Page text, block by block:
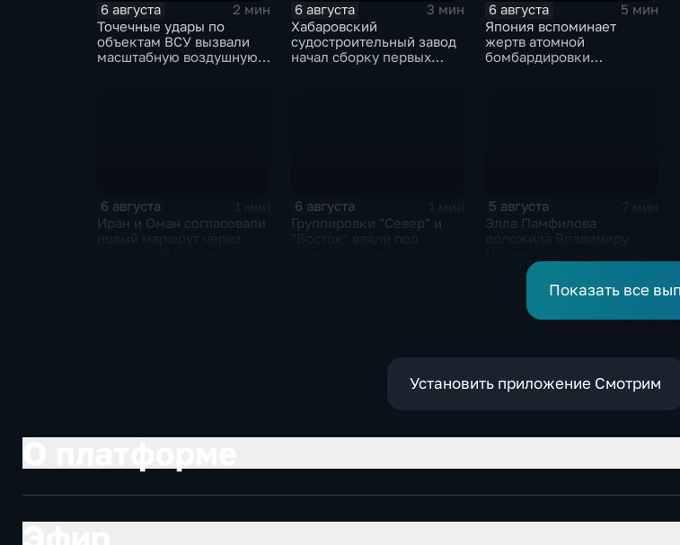
6 августа
2 мин
Точечные удары по
объектам ВСУ вызвали
масштабную воздушную
6 августа
3 мин
Хабаровский
судостроительный завод
начал сборку первых
6 августа
5 мин
Япония вспоминает
жертв атомной
бомбардировки
6 августа
Иран и Оман согласовали
6 августа
Группировки "Север" и
5 августа
Элла Памфилова
выборам в Госдуму
Показать все
Установить приложение Смотрим